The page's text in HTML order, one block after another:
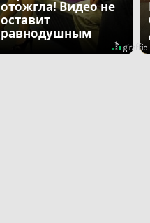
отожгла! Видео не
оставит
равнодушным